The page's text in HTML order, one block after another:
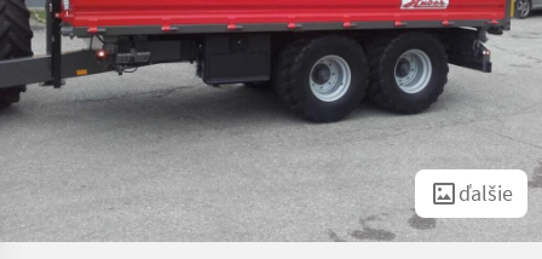
ďalšie